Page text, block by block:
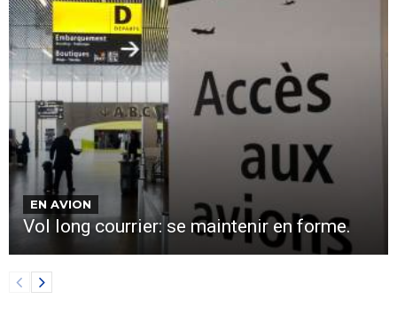
EN AVION
Vol long courrier: se maintenir en forme.